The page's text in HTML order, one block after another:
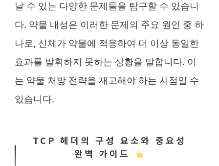
날 수 있는 다양한 문제들을 탐구할 수 있습니
다. 약물 내성은 이러한 문제의 주요 원인 중 하
나로, 신체가 약물에 적응하여 더 이상 동일한
효과를 발휘하지 못하는 상황을 말합니다. 이
는 약물 처방 전략을 재고해야 하는 시점일 수
있습니다.
TCP 헤더의 구성 요소와 중요성
완벽 가이드